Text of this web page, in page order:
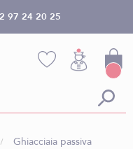
97 24 20 25
Ghiacciaia passiva